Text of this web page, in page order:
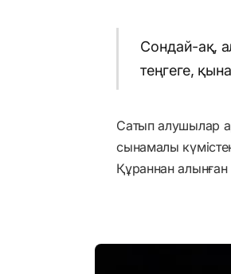
Сондай-ақ,
теңгеге,
Сатып алушылар
сынамалы
Құраннан